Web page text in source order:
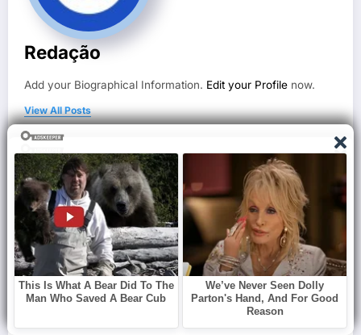
Redação
Add your Biographical Information. Edit your Profile now.
View All Posts
Previous post
Mistério envolvendo o falecimento de casal
encontrado dentro de carro intriga a polícia
que dá detalhes sobre o caso…
Next post
Ex-mulher reconhece capacete e descobre
morte do pai de sua filha em acidente…